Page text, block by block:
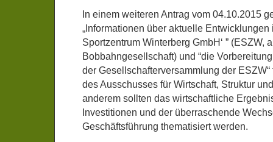
In einem weiteren Antrag vom 04.10.2015
„Informationen über aktuelle Entwicklungen
Sportzentrum Winterberg GmbH‘ ” (ESZW,
Bobbahngesellschaft) und “die
der Gesellschafterversammlung der
des Ausschusses für Wirtschaft, Struktur
anderem sollten das wirtschaftliche
Investitionen und der überraschende
Geschäftsführung thematisiert werden.